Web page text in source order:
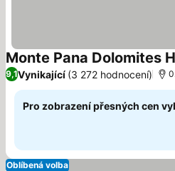
Monte Pana Dolomites
9,1Vynikající (3 272 hodnocení)
Pro zobrazení přesných cen
Oblíbená volba